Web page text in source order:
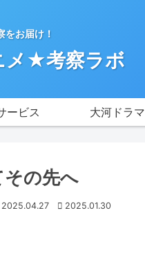
をお届け！
メ★考察ラボ
ービス 大河ドラマ
の先へ
2025.04.27 2025.01.30